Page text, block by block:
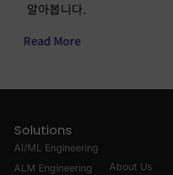
알아봅니다.
Read More
Solutions
AI/ML Engineering
ALM Engineering
About Us